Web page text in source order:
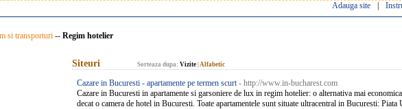
Adauga site
si transporturi -- Regim hotelier
Siteuri Sorteaza dupa: Vizite Alfabetic
Cazare in Bucuresti - apartamente pe termen scurt - http://www.in-bucharest.com
Cazare in Bucuresti in apartamente si garsoniere de lux in regim hotelier: o alternativa mai
decat o camera de hotel in Bucuresti. Toate apartamentele sunt situate ultracentral in Bucuresti: Piata